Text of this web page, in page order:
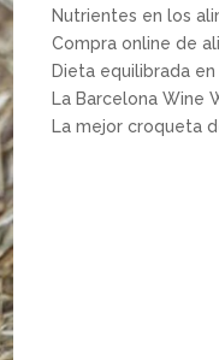
Nutrientes en los
Compra online de
Dieta equilibrada
La Barcelona Wine
La mejor croqueta